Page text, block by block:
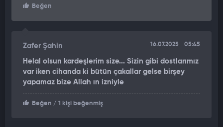
Beğen
Zafer Şahin 16.07.2025 05:45
Helal olsun kardeşlerim size... Sizin gibi dostlarımız
var iken cihanda ki bütün çakallar gelse birşey
yapamaz bize Allah ın izniyle
Beğen / 1 kişi beğenmiş